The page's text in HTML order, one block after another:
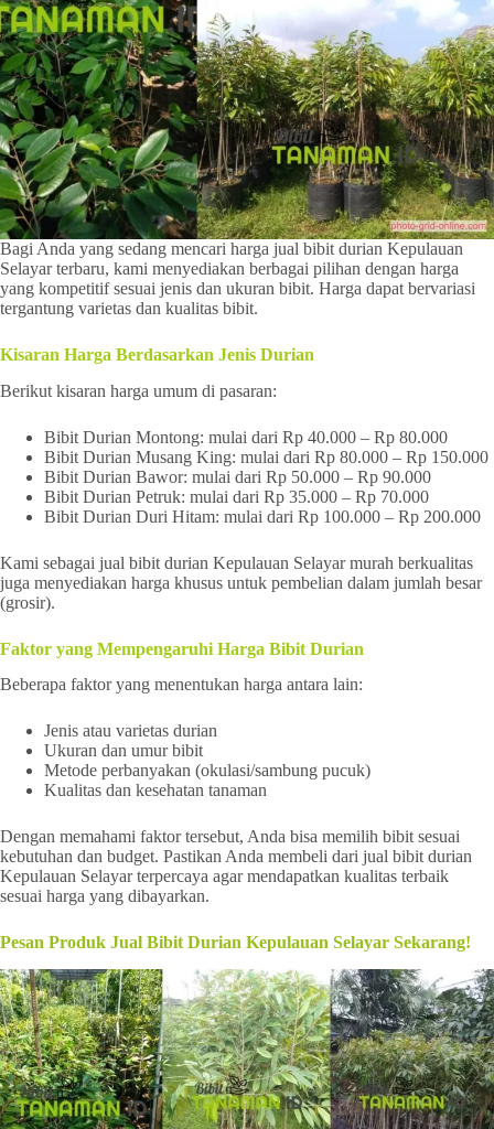
Bagi Anda yang sedang mencari harga jual bibit durian Kepulauan
Selayar terbaru, kami menyediakan berbagai pilihan dengan harga
yang kompetitif sesuai jenis dan ukuran bibit. Harga dapat bervariasi
tergantung varietas dan kualitas bibit.
Kisaran Harga Berdasarkan Jenis Durian
Berikut kisaran harga umum di pasaran:
Bibit Durian Montong: mulai dari Rp 40.000 – Rp 80.000
Bibit Durian Musang King: mulai dari Rp 80.000 – Rp 150.000
Bibit Durian Bawor: mulai dari Rp 50.000 – Rp 90.000
Bibit Durian Petruk: mulai dari Rp 35.000 – Rp 70.000
Bibit Durian Duri Hitam: mulai dari Rp 100.000 – Rp 200.000
Kami sebagai jual bibit durian Kepulauan Selayar murah berkualitas
juga menyediakan harga khusus untuk pembelian dalam jumlah besar
(grosir).
Faktor yang Mempengaruhi Harga Bibit Durian
Beberapa faktor yang menentukan harga antara lain:
Jenis atau varietas durian
Ukuran dan umur bibit
Metode perbanyakan (okulasi/sambung pucuk)
Kualitas dan kesehatan tanaman
Dengan memahami faktor tersebut, Anda bisa memilih bibit sesuai
kebutuhan dan budget. Pastikan Anda membeli dari jual bibit durian
Kepulauan Selayar terpercaya agar mendapatkan kualitas terbaik
sesuai harga yang dibayarkan.
Pesan Produk Jual Bibit Durian Kepulauan Selayar Sekarang!